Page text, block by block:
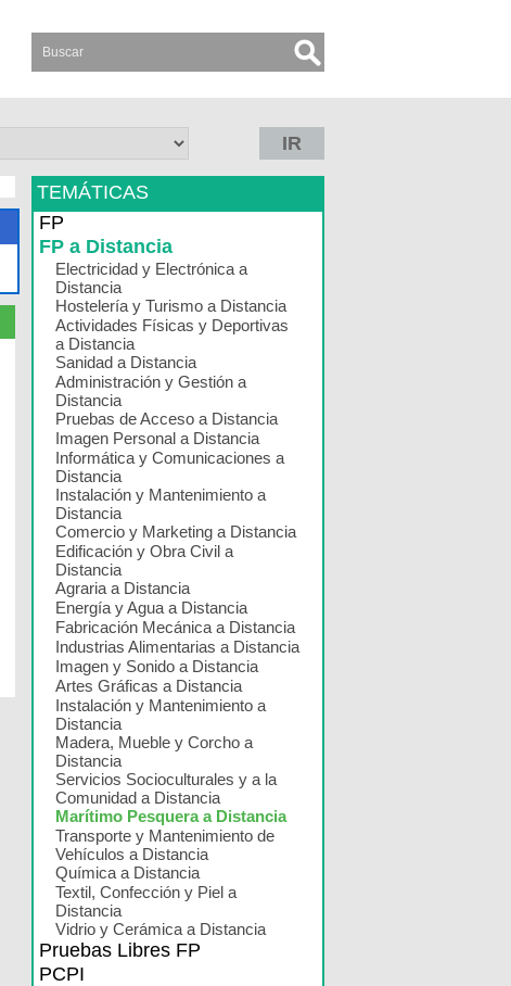
IR
TEMÁTICAS
FP
FP a Distancia
Electricidad y Electrónica a
Distancia
Hostelería y Turismo a Distancia
Actividades Físicas y Deportivas
a Distancia
Sanidad a Distancia
Administración y Gestión a
Distancia
Pruebas de Acceso a Distancia
Imagen Personal a Distancia
Informática y Comunicaciones a
Distancia
Instalación y Mantenimiento a
Distancia
Comercio y Marketing a Distancia
Edificación y Obra Civil a
Distancia
Agraria a Distancia
Energía y Agua a Distancia
Fabricación Mecánica a Distancia
Industrias Alimentarias a Distancia
Imagen y Sonido a Distancia
Artes Gráficas a Distancia
Instalación y Mantenimiento a
Distancia
Madera, Mueble y Corcho a
Distancia
Servicios Socioculturales y a la
Comunidad a Distancia
Marítimo Pesquera a Distancia
Transporte y Mantenimiento de
Vehículos a Distancia
Química a Distancia
Textil, Confección y Piel a
Distancia
Vidrio y Cerámica a Distancia
Pruebas Libres FP
PCPI